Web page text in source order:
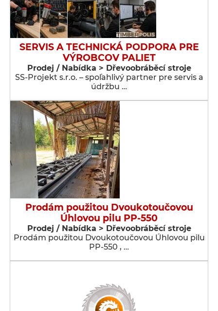
SERVIS A TECHNICKÁ PODPORA PRE
VÝROBCOV PALIET
Prodej / Nabídka > Dřevoobráběcí stroje
SS-Projekt s.r.o. – spoľahlivý partner pre servis a
údržbu …
Prodám použitou Dvoukotoučovou
Úhlovou pilu PP-550
Prodej / Nabídka > Dřevoobráběcí stroje
Prodám použitou Dvoukotoučovou Úhlovou pilu
PP-550 , …